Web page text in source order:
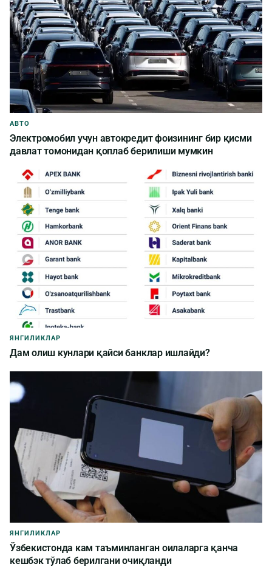
АВТО
Электромобил учун автокредит фоизининг бир қисми
давлат томонидан қоплаб берилиши мумкин
ЯНГИЛИКЛАР
Дам олиш кунлари қайси банклар ишлайди?
ЯНГИЛИКЛАР
Ўзбекистонда кам таъминланган оилаларга қанча
кешбэк тўлаб берилгани очиқланди